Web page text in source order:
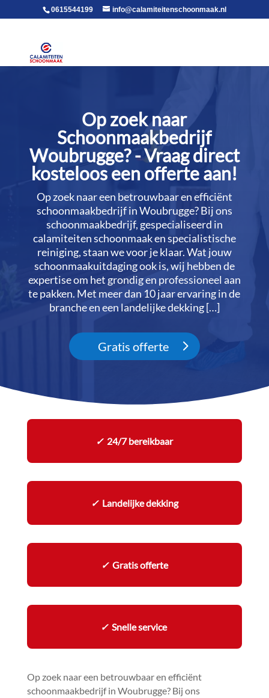
voor in de body0615544199 info@calamiteitenschoonmaak.nl
Op zoek naar
Schoonmaakbedrijf
Woubrugge? - Vraag direct
kosteloos een offerte aan!
Op zoek naar een betrouwbaar en efficiënt
schoonmaakbedrijf in Woubrugge? Bij ons
schoonmaakbedrijf, gespecialiseerd in
calamiteiten schoonmaak en specialistische
reiniging, staan we voor je klaar.​ Wat jouw
schoonmaakuitdaging ook is, wij hebben de
expertise om het grondig en professioneel aan
te pakken.​ Met meer dan 10 jaar ervaring in de
branche en een landelijke dekking […]
Gratis offerte
✓24/7 bereikbaar
✓ Landelijke dekking
✓Gratis offerte
✓Snelle service
Op zoek naar een betrouwbaar en efficiënt
schoonmaakbedrijf in Woubrugge? Bij ons